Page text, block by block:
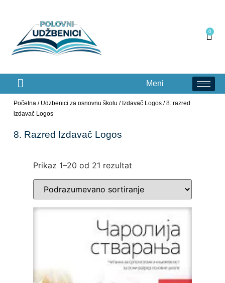
0
Meni
Početna/ Udzbenici za osnovnu školu / Izdavač Logos/ 8. razred
izdavač Logos
8. Razred Izdavač Logos
Prikaz 1–20 od 21 rezultat